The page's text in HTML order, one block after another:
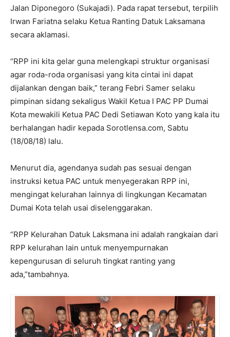
Jalan Diponegoro (Sukajadi). Pada rapat tersebut, terpilih
Irwan Fariatna selaku Ketua Ranting Datuk Laksamana
secara aklamasi.
“RPP ini kita gelar guna melengkapi struktur organisasi
agar roda-roda organisasi yang kita cintai ini dapat
dijalankan dengan baik,” terang Febri Samer selaku
pimpinan sidang sekaligus Wakil Ketua I PAC PP Dumai
Kota mewakili Ketua PAC Dedi Setiawan Koto yang kala itu
berhalangan hadir kepada Sorotlensa.com, Sabtu
(18/08/18) lalu.
Menurut dia, agendanya sudah pas sesuai dengan
instruksi ketua PAC untuk menyegerakan RPP ini,
mengingat kelurahan lainnya di lingkungan Kecamatan
Dumai Kota telah usai diselenggarakan.
“RPP Kelurahan Datuk Laksmana ini adalah rangkaian dari
RPP kelurahan lain untuk menyempurnakan
kepengurusan di seluruh tingkat ranting yang
ada,”tambahnya.